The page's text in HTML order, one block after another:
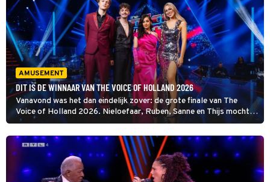
AMUSEMENT
DIT IS DE WINNAAR VAN THE VOICE OF HOLLAND 2026
Vanavond was het dan eindelijk zover: de grote finale van The
Voice of Holland 2026. Nieloefaar, Ruben, Sanne en Thijs mochten
nog één keer laten zien wat ze in huis hebben. Inmiddels is de
winnaar bekend!